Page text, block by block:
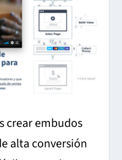
crear embudos
alta conversión